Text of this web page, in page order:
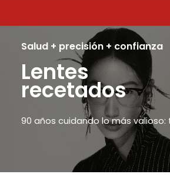
Salud + precisión + confianza
Lentes
recetados
90 años cuidando lo más valioso: